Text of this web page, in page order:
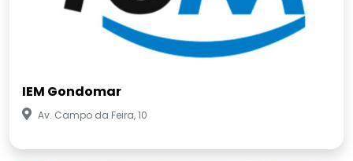
IEM Gondomar
Av. Campo da Feira, 10